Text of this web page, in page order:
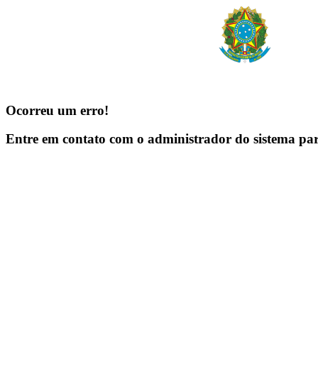
Ocorreu um erro!
Entre em contato com o administrador do sistema